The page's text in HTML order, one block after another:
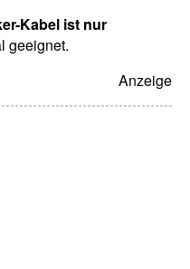
Kabel ist nur
geeignet.
Anzeige